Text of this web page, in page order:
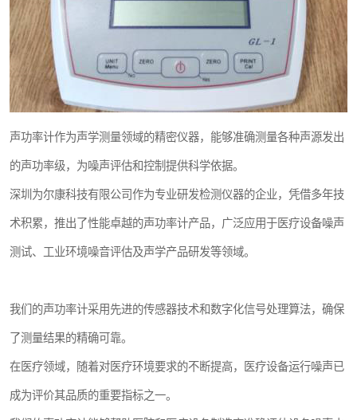
声功率计作为声学测量领域的精密仪器，能够准确测量各种声源发出
的声功率级，为噪声评估和控制提供科学依据。
深圳为尔康科技有限公司作为专业研发检测仪器的企业，凭借多年技
术积累，推出了性能卓越的声功率计产品，广泛应用于医疗设备噪声
测试、工业环境噪音评估及声学产品研发等领域。
我们的声功率计采用先进的传感器技术和数字化信号处理算法，确保
了测量结果的精确可靠。
在医疗领域，随着对医疗环境要求的不断提高，医疗设备运行噪声已
成为评价其品质的重要指标之一。